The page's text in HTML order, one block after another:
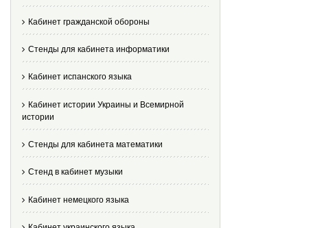
Кабинет гражданской обороны
Стенды для кабинета информатики
Кабинет испанского языка
Кабинет истории Украины и Всемирной
истории
Стенды для кабинета математики
Стенд в кабинет музыки
Кабинет немецкого языка